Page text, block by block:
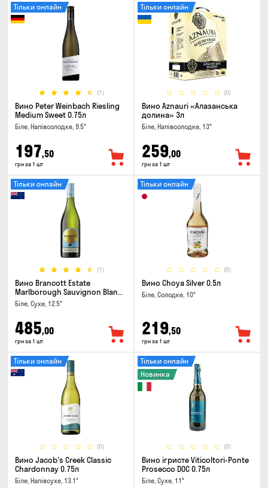
(1)
Тільки онлайн
Вино Peter Weinbach Riesling
Medium Sweet 0.75л
Біле, Напівсолодке, 9.5°
197,50
грн за 1 шт
(0)
Тільки онлайн
Вино Aznauri «Алазанська
долина» 3л
Біле, Напівсолодке, 13°
259,00
грн за 1 шт
(1)
Тільки онлайн
Вино Brancott Estate
Marlborough Sauvignon Blanc
0.75л
Біле, Сухе, 12.5°
485,00
грн за 1 шт
(0)
Тільки онлайн
Вино Choya Silver 0.5л
Біле, Солодке, 10°
219,50
грн за 1 шт
(0)
Тільки онлайн
Вино Jacob's Creek Classic
Chardonnay 0.75л
Біле, Напівсухе, 13.1°
(0)
Тільки онлайн
Новинка
Вино ігристе Viticoltori-Ponte
Prosecco DOC 0.75л
Біле, Сухе, 11°